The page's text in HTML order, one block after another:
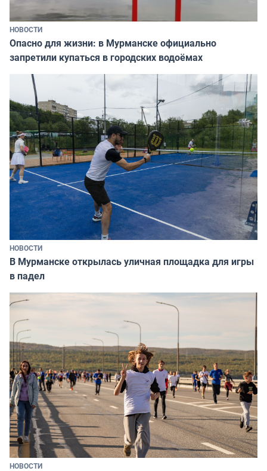
НОВОСТИ
Опасно для жизни: в Мурманске официально
запретили купаться в городских водоёмах
НОВОСТИ
В Мурманске открылась уличная площадка для игры
в падел
НОВОСТИ